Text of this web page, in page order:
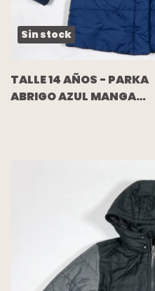
Sin stock
TALLE 14 AÑOS - PARKA
ABRIGO AZUL MANGAS